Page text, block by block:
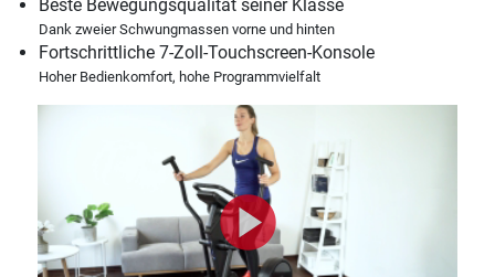
Beste Bewegungsqualität seiner Klasse
Dank zweier Schwungmassen vorne und hinten
Fortschrittliche 7-Zoll-Touchscreen-Konsole
Hoher Bedienkomfort, hohe Programmvielfalt